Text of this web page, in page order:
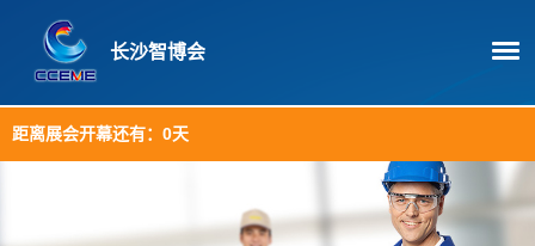
长沙智博会
距离展会开幕还有： 0天